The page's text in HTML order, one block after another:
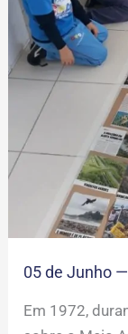
05 de Junho
Em 1972,